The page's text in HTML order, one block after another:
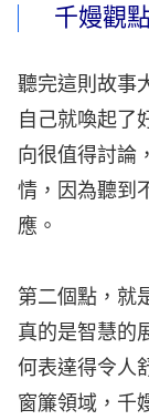
千嫚觀
聽完這則故事
自己就喚起了
向很值得討論
情，因為聽到
應。
第二個點，就
真的是智慧的
何表達得令人
窗簾領域，千